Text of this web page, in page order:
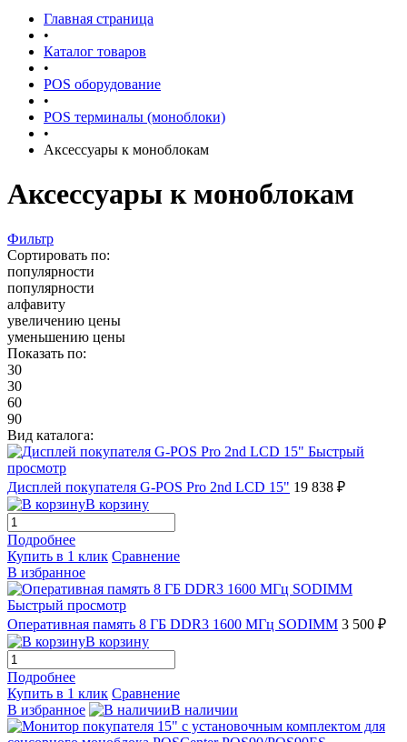
Главная страница
•
Каталог товаров
•
POS оборудование
•
POS терминалы (моноблоки)
•
Аксессуары к моноблокам
Аксессуары к моноблокам
Фильтр
Сортировать по:
популярности
популярности
алфавиту
увеличению цены
уменьшению цены
Показать по:
30
30
60
90
Вид каталога:
Быстрый
просмотр
Дисплей покупателя G-POS Pro 2nd LCD 15" 19 838 ₽
В корзину
Подробнее
Купить в 1 клик Сравнение
В избранное
Быстрый просмотр
Оперативная память 8 ГБ DDR3 1600 МГц SODIMM 3 500 ₽
В корзину
Подробнее
Купить в 1 клик Сравнение
В избранное
В наличии